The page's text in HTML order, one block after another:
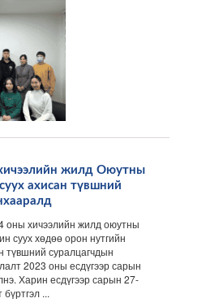
жилд Оюутны
ахисан түвшний
хичээлийн жилд оюутны
суух хөдөө орон нутгийн
түвшний суралцагчдын
2023 оны есдүгээр сарын
Харин есдүгээр сарын 27-
...